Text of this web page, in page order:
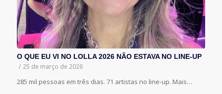
O QUE EU VI NO LOLLA 2026 NÃO ESTAVA NO LINE-UP
/ 25 de março de 2026
285 mil pessoas em três dias. 71 artistas no line-up. Mais…